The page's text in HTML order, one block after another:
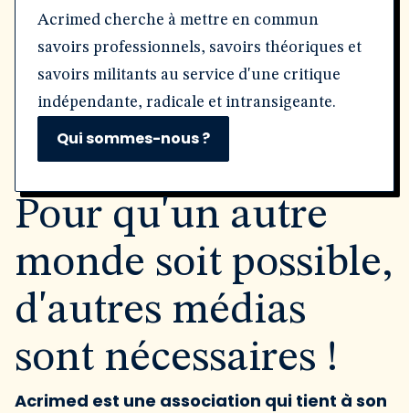
Acrimed cherche à mettre en commun
savoirs professionnels, savoirs théoriques et
savoirs militants au service d'une critique
indépendante, radicale et intransigeante.
Qui sommes-nous ?
Pour qu'un autre
monde soit possible,
d'autres médias
sont nécessaires !
Acrimed est une association qui tient à son